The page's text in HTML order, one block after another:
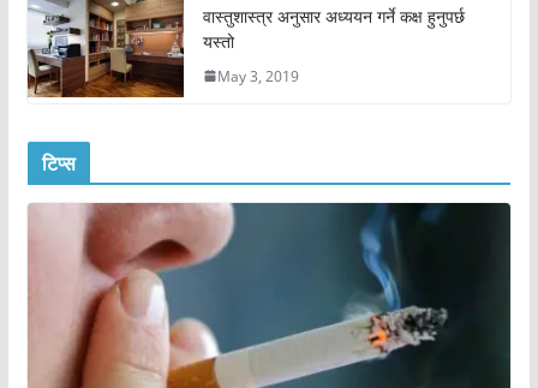
वास्तुशास्त्र अनुसार अध्ययन गर्ने कक्ष हुनुपर्छ
यस्तो
May 3, 2019
टिप्स